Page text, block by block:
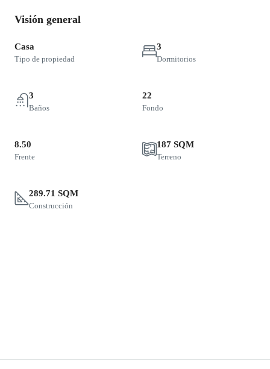
Visión general
Casa
Tipo de propiedad
3
Dormitorios
3
Baños
22
Fondo
8.50
Frente
187 SQM
Terreno
289.71 SQM
Construcción